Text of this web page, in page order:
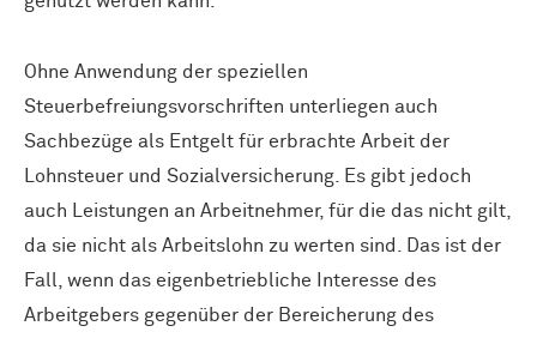
Ohne Anwendung der speziellen
Steuerbefreiungsvorschriften unterliegen auch
Sachbezüge als Entgelt für erbrachte Arbeit der
Lohnsteuer und Sozialversicherung. Es gibt jedoch
auch Leistungen an Arbeitnehmer, für die das nicht gilt,
da sie nicht als Arbeitslohn zu werten sind. Das ist der
Fall, wenn das eigenbetriebliche Interesse des
Arbeitgebers gegenüber der Bereicherung des